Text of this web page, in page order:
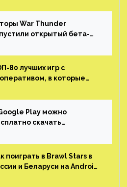
War Thunder
открытый бета-
и скриншоты
80 лучших игр с
в которые
MMO)
Play можно
скачать
миром, прокачкой,
и тюнингом машины
поиграть в Brawl Stars в
и Беларуси на Android